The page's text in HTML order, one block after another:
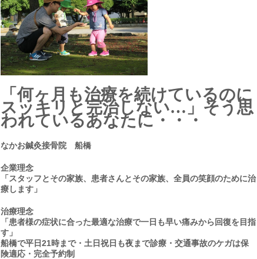
「何ヶ月も治療を続けているのに
スッキリと完治しない…」そう思
われているあなたに・・・
なかお鍼灸接骨院 船橋
企業理念
「スタッフとその家族、患者さんとその家族、全員の笑顔のために治
療します」
治療理念
「患者様の症状に合った最適な治療で一日も早い痛みから回復を目指
す」
船橋で平日21時まで・土日祝日も夜まで診療・交通事故のケガは保
険適応・完全予約制